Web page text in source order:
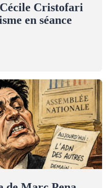
Cristofari
en séance